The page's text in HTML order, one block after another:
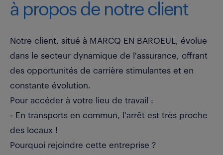
à propos de notre client
Notre client, situé à MARCQ EN BAROEUL, évolue
dans le secteur dynamique de l'assurance, offrant
des opportunités de carrière stimulantes et en
constante évolution.
Pour accéder à votre lieu de travail :
- En transports en commun, l'arrêt est très proche
des locaux !
Pourquoi rejoindre cette entreprise ?